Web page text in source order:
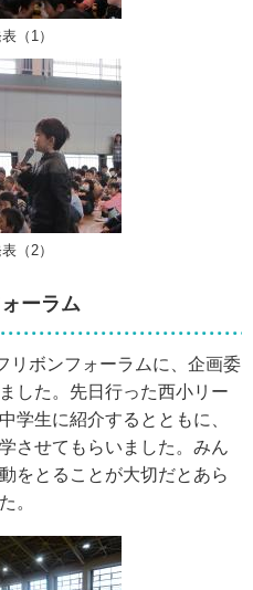
（1）
（2）
ーラム
リボンフォーラムに、企画委
した。先日行った西小リー
学生に紹介するとともに、
させてもらいました。みん
をとることが大切だとあら
。